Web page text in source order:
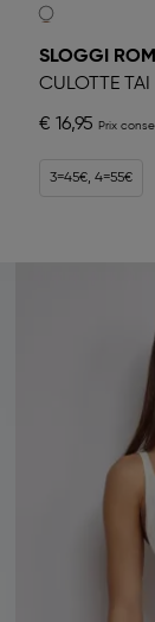
SLOGGI
CULOTTE TAI
€ 16,95
3=45€, 4=55€